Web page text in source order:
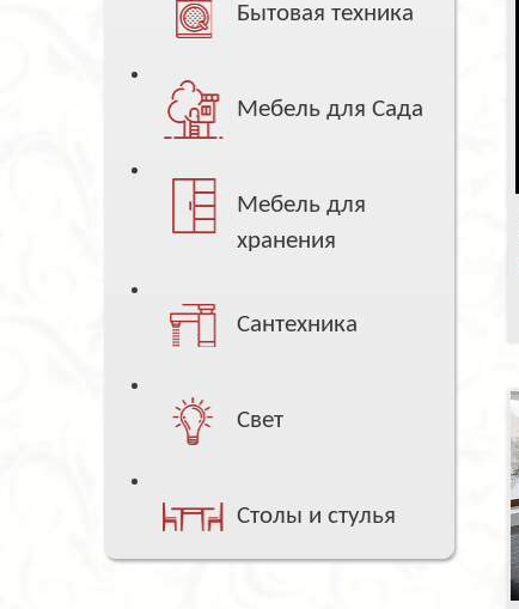
Бытовая техника
Мебель для Сада
Мебель для
хранения
Сантехника
Свет
Столы и стулья